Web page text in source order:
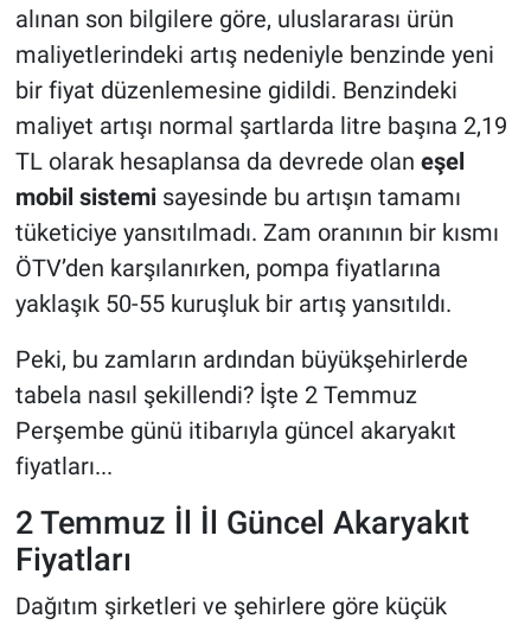
alınan son bilgilere göre, uluslararası ürün
maliyetlerindeki artış nedeniyle benzinde yeni
bir fiyat düzenlemesine gidildi. Benzindeki
maliyet artışı normal şartlarda litre başına 2,19
TL olarak hesaplansa da devrede olan eşel
mobil sistemisayesinde bu artışın tamamı
tüketiciye yansıtılmadı. Zam oranının bir kısmı
ÖTV’den karşılanırken, pompa fiyatlarına
yaklaşık 50-55 kuruşluk bir artış yansıtıldı.
Peki, bu zamların ardından büyükşehirlerde
tabela nasıl şekillendi? İşte 2 Temmuz
Perşembe günü itibarıyla güncel akaryakıt
fiyatları...
2 Temmuz İl İl Güncel Akaryakıt
Fiyatları
Dağıtım şirketleri ve şehirlere göre küçük